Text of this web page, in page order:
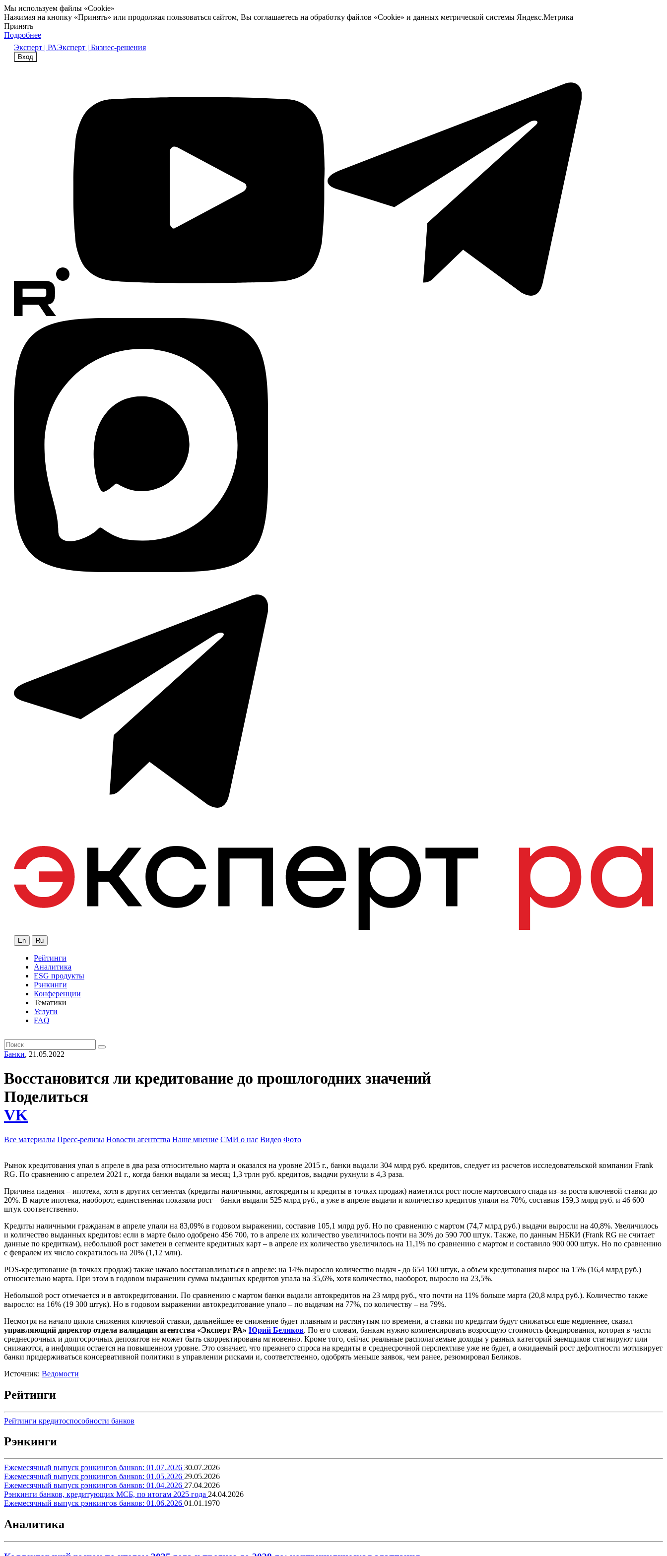
Мы используем файлы «Cookie»
Нажимая на кнопку «Принять» или продолжая пользоваться сайтом, Вы соглашаетесь на обработку файлов «Cookie» и данных метрической системы Яндекс.Метрика
Принять
Подробнее
Эксперт | РАЭксперт | Бизнес-решения
Вход
En Ru
Рейтинги
Аналитика
ESG продукты
Рэнкинги
Конференции
Тематики
Услуги
FAQ
Банки, 21.05.2022
Восстановится ли кредитование до прошлогодних значений
Поделиться
VK
Все материалы Пресс-релизы Новости агентства Наше мнение СМИ о нас Видео Фото
Рынок кредитования упал в апреле в два раза относительно марта и оказался на уровне 2015 г., банки выдали 304 млрд руб. кредитов, следует из расчетов исследовательской компании Frank
RG. По сравнению с апрелем 2021 г., когда банки выдали за месяц 1,3 трлн руб. кредитов, выдачи рухнули в 4,3 раза.
Причина падения – ипотека, хотя в других сегментах (кредиты наличными, автокредиты и кредиты в точках продаж) наметился рост после мартовского спада из–за роста ключевой ставки до
20%. В марте ипотека, наоборот, единственная показала рост – банки выдали 525 млрд руб., а уже в апреле выдачи и количество кредитов упали на 70%, составив 159,3 млрд руб. и 46 600
штук соответственно.
Кредиты наличными гражданам в апреле упали на 83,09% в годовом выражении, составив 105,1 млрд руб. Но по сравнению с мартом (74,7 млрд руб.) выдачи выросли на 40,8%. Увеличилось
и количество выданных кредитов: если в марте было одобрено 456 700, то в апреле их количество увеличилось почти на 30% до 590 700 штук. Также, по данным НБКИ (Frank RG не считает
данные по кредиткам), небольшой рост заметен в сегменте кредитных карт – в апреле их количество увеличилось на 11,1% по сравнению с мартом и составило 900 000 штук. Но по сравнению
с февралем их число сократилось на 20% (1,12 млн).
POS-кредитование (в точках продаж) также начало восстанавливаться в апреле: на 14% выросло количество выдач - до 654 100 штук, а объем кредитования вырос на 15% (16,4 млрд руб.)
относительно марта. При этом в годовом выражении сумма выданных кредитов упала на 35,6%, хотя количество, наоборот, выросло на 23,5%.
Небольшой рост отмечается и в автокредитовании. По сравнению с мартом банки выдали автокредитов на 23 млрд руб., что почти на 11% больше марта (20,8 млрд руб.). Количество также
выросло: на 16% (19 300 штук). Но в годовом выражении автокредитование упало – по выдачам на 77%, по количеству – на 79%.
Несмотря на начало цикла снижения ключевой ставки, дальнейшее ее снижение будет плавным и растянутым по времени, а ставки по кредитам будут снижаться еще медленнее, сказал
управляющий директор отдела валидации агентства «Эксперт РА» Юрий Беликов. По его словам, банкам нужно компенсировать возросшую стоимость фондирования, которая в части
среднесрочных и долгосрочных депозитов не может быть скорректирована мгновенно. Кроме того, сейчас реальные располагаемые доходы у разных категорий заемщиков стагнируют или
снижаются, а инфляция остается на повышенном уровне. Это означает, что прежнего спроса на кредиты в среднесрочной перспективе уже не будет, а ожидаемый рост дефолтности мотивирует
банки придерживаться консервативной политики в управлении рисками и, соответственно, одобрять меньше заявок, чем ранее, резюмировал Беликов.
Источник: Ведомости
Рейтинги
Рейтинги кредитоспособности банков
Рэнкинги
Ежемесячный выпуск рэнкингов банков: 01.07.2026 30.07.2026
Ежемесячный выпуск рэнкингов банков: 01.05.2026 29.05.2026
Ежемесячный выпуск рэнкингов банков: 01.04.2026 27.04.2026
Рэнкинги банков, кредитующих МСБ, по итогам 2025 года 24.04.2026
Ежемесячный выпуск рэнкингов банков: 01.06.2026 01.01.1970
Аналитика